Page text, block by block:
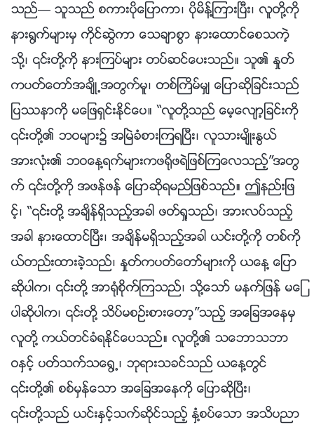
သည္— သူသည္ စကားပိုေျပာကာ၊ ပိုမိန႔္ၾကားၿပီး၊ လူတို႔ကို
နား႐ြက္မ်ားမွ ကိုင္ဆြဲကာ ေသခ်ာစြာ နားေထာင္ေစသကဲ့
သို႔၊ ၎တို႔ကို နားၾကပ္မ်ား တပ္ဆင္ေပးသည္။ သူ၏ ႏႈတ္
ကပတ္ေတာ္အခ်ိဳ႕အတြက္မူ၊ တစ္ႀကိမ္မွ် ေျပာဆိုျခင္းသည္
ျပႆနာကို မေျဖရွင္းႏိုင္ေပ။ “လူတို႔သည္ ေမ့ေလ်ာ့ျခင္းကို
၎တို႔၏ ဘဝမ်ား၌ အၿမဲခံစားၾကရၿပီး၊ လူသားမ်ိဳးႏြယ္
အားလုံး၏ ဘဝေန႔ရက္မ်ားကဖ႐ိုဖရဲျဖစ္ၾကေလသည့္”အတြ
က္ ၎တို႔ကို အဖန္ဖန္ ေျပာဆိုရမည္ျဖစ္သည္။ ဤနည္းျဖ
င့္၊ “၎တို႔ အခ်ိန္ရွိသည့္အခါ ဖတ္ရႈသည္၊ အားလပ္သည့္
အခါ နားေထာင္ၿပီး၊ အခ်ိန္မရွိသည့္အခါ ယင္းတို႔ကို တစ္ကို
ယ္တည္းထားခဲ့သည္၊ ႏႈတ္ကပတ္ေတာ္မ်ားကို ယေန႔ ေျပာ
ဆိုပါက၊ ၎တို႔ အာ႐ုံစိုက္ၾကသည္၊ သို႔ေသာ္ မနက္ျဖန္ မေျ
ပာဆိုပါက၊ ၎တို႔ သိပ္မစဥ္းစားေတာ့”သည့္ အေျခအေနမွ
လူတို႔ ကယ္တင္ခံရႏိုင္ေပသည္။ လူတို႔၏ သေဘာသဘာ
ဝႏွင့္ ပတ္သက္သေ႐ြ႕၊ ဘုရားသခင္သည္ ယေန႔တြင္
၎တို႔၏ စစ္မွန္ေသာ အေျခအေနကို ေျပာဆိုၿပီး၊
၎တို႔သည္ ယင္းႏွင့္သက္ဆိုင္သည့္ ႏွံ႔စပ္ေသာ အသိပညာ